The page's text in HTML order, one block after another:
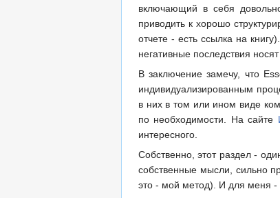
включающий в себя
приводить к хорошо
отчете - есть ссылка на
негативные последствия
В заключение замечу, что
индивидуализированным
в них в том или ином виде
по необходимости. На сайте
интересного.
Собственно, этот раздел -
собственные мысли, сильно
это - мой метод). И для меня -